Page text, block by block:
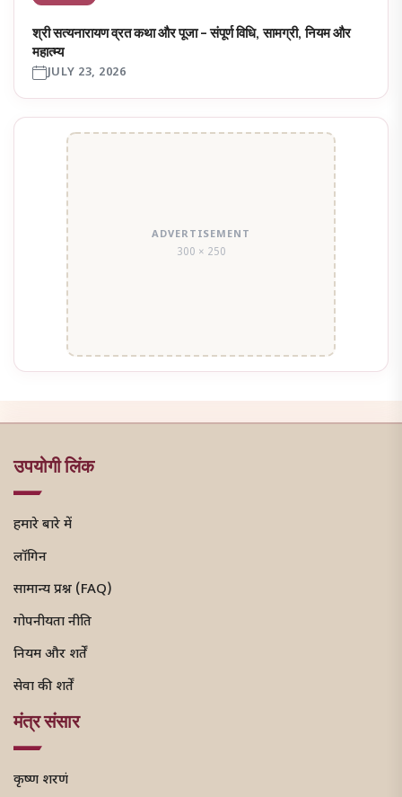
श्री सत्यनारायण व्रत कथा और पूजा – संपूर्ण विधि, सामग्री, नियम और
महात्म्य
JULY 23, 2026
ADVERTISEMENT
300 × 250
उपयोगी लिंक
हमारे बारे में
लॉगिन
सामान्य प्रश्न (FAQ)
गोपनीयता नीति
नियम और शर्तें
सेवा की शर्तें
मंत्र संसार
कृष्ण शरणं